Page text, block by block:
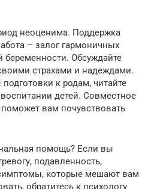
неоценима. Поддержка
– залог гармоничных
Обсуждайте
страхами и надеждами.
к родам, читайте
детей. Совместное
вам почувствовать
помощь? Если вы
подавленность,
которые мешают вам
обратитесь к психологу